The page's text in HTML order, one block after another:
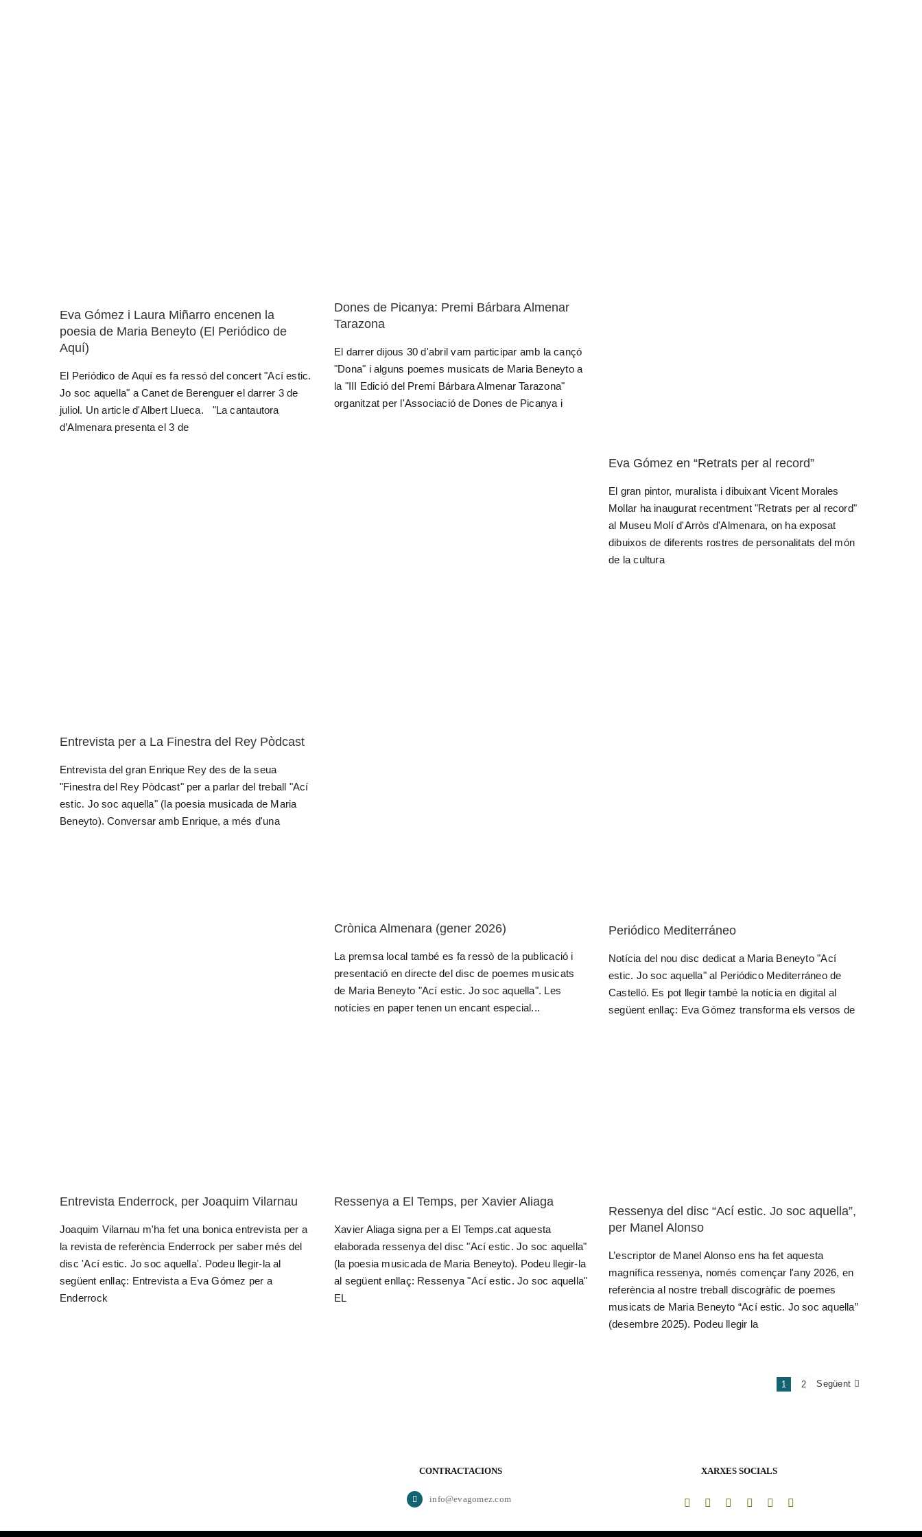
Eva Gómez i Laura Miñarro encenen la
poesia de Maria Beneyto (El Periódico de
Aquí)
El Periódico de Aquí es fa ressó del concert "Ací estic.
Jo soc aquella" a Canet de Berenguer el darrer 3 de
juliol. Un article d'Albert Llueca. "La cantautora
d’Almenara presenta el 3 de
Dones de Picanya: Premi Bárbara Almenar
Tarazona
El darrer dijous 30 d'abril vam participar amb la cançó
"Dona" i alguns poemes musicats de Maria Beneyto a
la "III Edició del Premi Bárbara Almenar Tarazona"
organitzat per l'Associació de Dones de Picanya i
Eva Gómez en “Retrats per al record”
El gran pintor, muralista i dibuixant Vicent Morales
Mollar ha inaugurat recentment "Retrats per al record"
al Museu Molí d'Arròs d'Almenara, on ha exposat
dibuixos de diferents rostres de personalitats del món
de la cultura
Entrevista per a La Finestra del Rey Pòdcast
Entrevista del gran Enrique Rey des de la seua
"Finestra del Rey Pòdcast" per a parlar del treball "Ací
estic. Jo soc aquella" (la poesia musicada de Maria
Beneyto). Conversar amb Enrique, a més d'una
Crònica Almenara (gener 2026)
La premsa local també es fa ressò de la publicació i
presentació en directe del disc de poemes musicats
de Maria Beneyto "Ací estic. Jo soc aquella". Les
notícies en paper tenen un encant especial...
Periódico Mediterráneo
Notícia del nou disc dedicat a Maria Beneyto "Ací
estic. Jo soc aquella" al Periódico Mediterráneo de
Castelló. Es pot llegir també la notícia en digital al
següent enllaç: Eva Gómez transforma els versos de
Entrevista Enderrock, per Joaquim Vilarnau
Joaquim Vilarnau m'ha fet una bonica entrevista per a
la revista de referència Enderrock per saber més del
disc 'Ací estic. Jo soc aquella'. Podeu llegir-la al
següent enllaç: Entrevista a Eva Gómez per a
Enderrock
Ressenya a El Temps, per Xavier Aliaga
Xavier Aliaga signa per a El Temps.cat aquesta
elaborada ressenya del disc "Ací estic. Jo soc aquella"
(la poesia musicada de Maria Beneyto). Podeu llegir-la
al següent enllaç: Ressenya "Ací estic. Jo soc aquella"
EL
Ressenya del disc “Ací estic. Jo soc aquella”,
per Manel Alonso
L’escriptor de Manel Alonso ens ha fet aquesta
magnífica ressenya, només començar l'any 2026, en
referència al nostre treball discogràfic de poemes
musicats de Maria Beneyto “Ací estic. Jo soc aquella”
(desembre 2025). Podeu llegir la
1 2 Següent
CONTRACTACIONS
info@evagomez.com
XARXES SOCIALS